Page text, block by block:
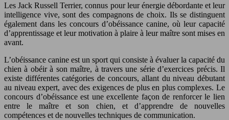
Les Jack Russell Terrier, connus pour leur énergie débordante et leur
intelligence vive, sont des compagnons de choix. Ils se distinguent
également dans les concours d’obéissance canine, où leur capacité
d’apprentissage et leur motivation à plaire à leur maître sont mises en
avant.
L’obéissance canine est un sport qui consiste à évaluer la capacité du
chien à obéir à son maître, à travers une série d’exercices précis. Il
existe différentes catégories de concours, allant du niveau débutant
au niveau expert, avec des exigences de plus en plus complexes. Le
concours d’obéissance est une excellente façon de renforcer le lien
entre le maître et son chien, et d’apprendre de nouvelles
compétences et de nouvelles techniques de communication.